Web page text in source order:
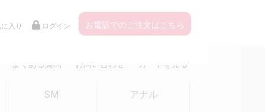
入り ログイン お電話でのご注文はこちら
よくある質問 お問い合わせ カートを見る
SM アナル